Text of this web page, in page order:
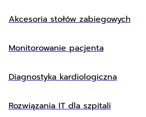
Akcesoria stołów zabiegowych
Monitorowanie pacjenta
Diagnostyka kardiologiczna
Rozwiązania IT dla szpitali